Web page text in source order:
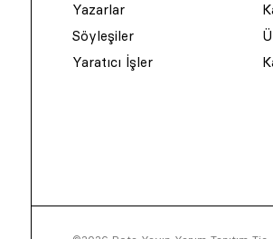
Yazarlar
Söyleşiler
Yaratıcı İşler